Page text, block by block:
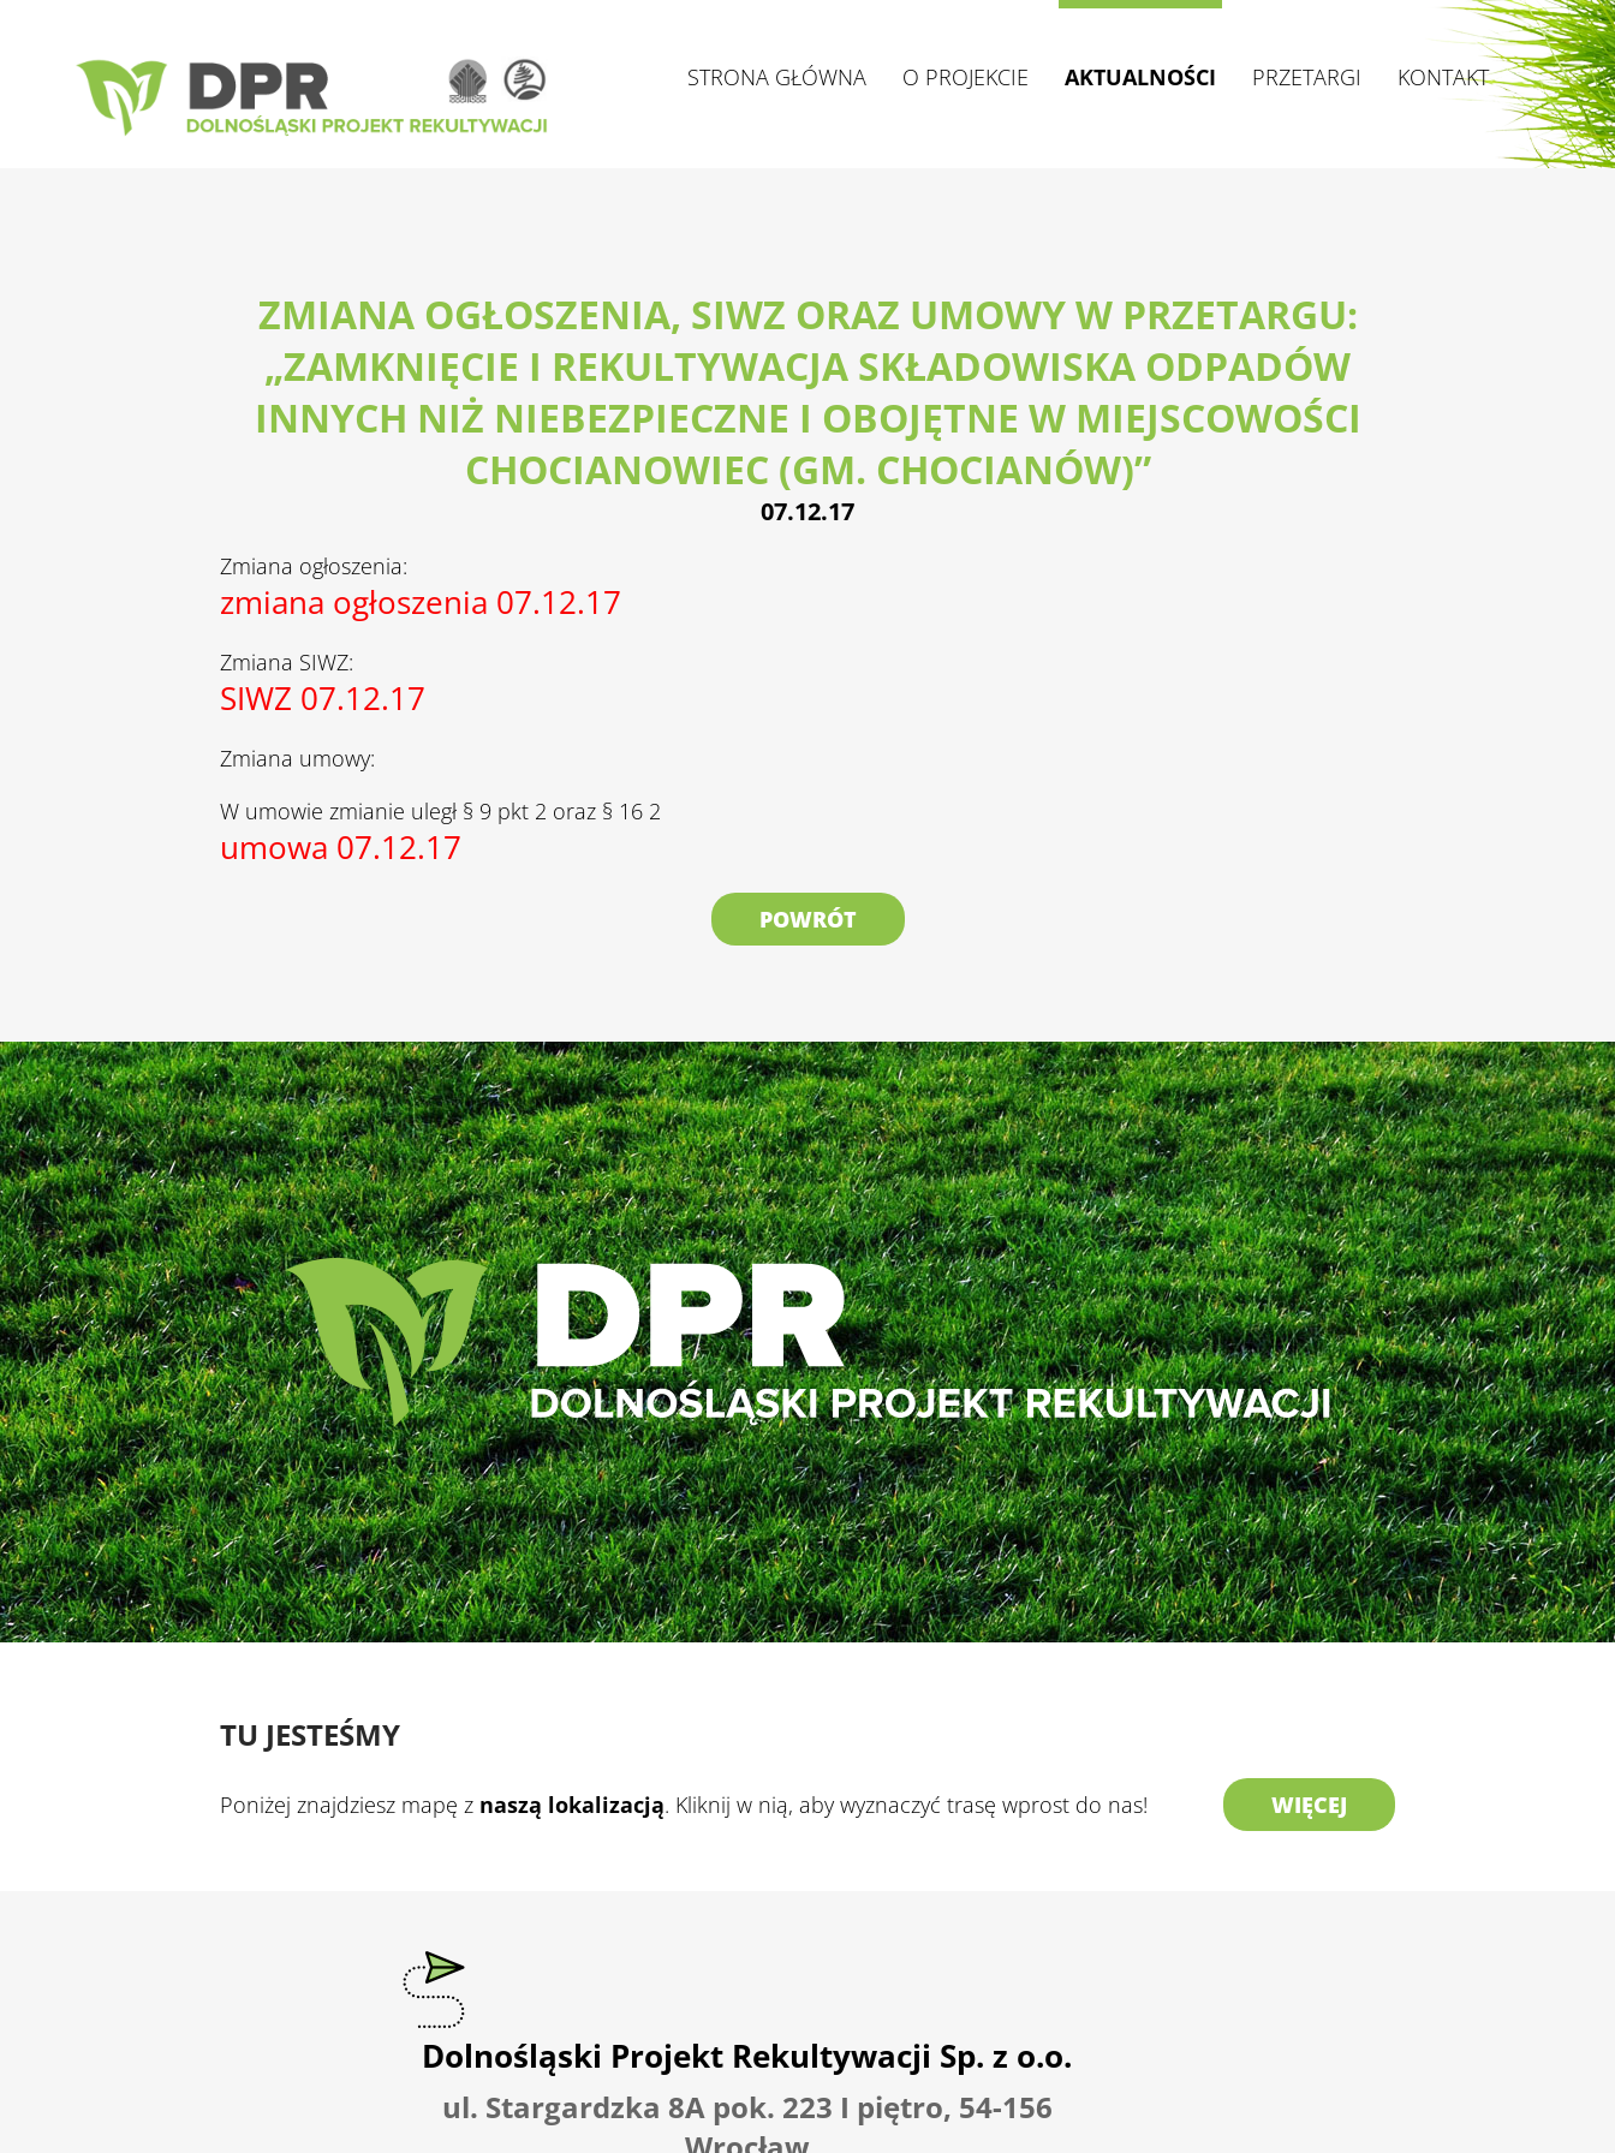
STRONA GŁÓWNA O PROJEKCIE AKTUALNOŚCI PRZETARGI KONTAKT
ZMIANA OGŁOSZENIA, SIWZ ORAZ UMOWY W PRZETARGU:
„ZAMKNIĘCIE I REKULTYWACJA SKŁADOWISKA ODPADÓW
INNYCH NIŻ NIEBEZPIECZNE I OBOJĘTNE W MIEJSCOWOŚCI
CHOCIANOWIEC (GM. CHOCIANÓW)”
07.12.17
Zmiana ogłoszenia:
zmiana ogłoszenia 07.12.17
Zmiana SIWZ:
SIWZ 07.12.17
Zmiana umowy:
W umowie zmianie uległ § 9 pkt 2 oraz § 16 2
umowa 07.12.17
POWRÓT
TU JESTEŚMY
Poniżej znajdziesz mapę z naszą lokalizacją. Kliknij w nią, aby wyznaczyć trasę wprost do nas! WIĘCEJ
Dolnośląski Projekt Rekultywacji Sp. z o.o.
ul. Stargardzka 8A pok. 223 I piętro, 54-156